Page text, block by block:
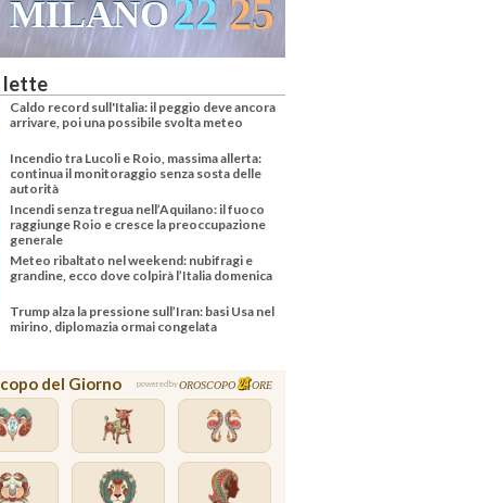
22 25
lette
Caldo record sull'Italia: il peggio deve ancora
arrivare, poi una possibile svolta meteo
Incendio tra Lucoli e Roio, massima allerta:
continua il monitoraggio senza sosta delle
autorità
Incendi senza tregua nell’Aquilano: il fuoco
raggiunge Roio e cresce la preoccupazione
generale
Meteo ribaltato nel weekend: nubifragi e
grandine, ecco dove colpirà l’Italia domenica
Trump alza la pressione sull’Iran: basi Usa nel
mirino, diplomazia ormai congelata
del Giorno powered byOROSCOPO ORE